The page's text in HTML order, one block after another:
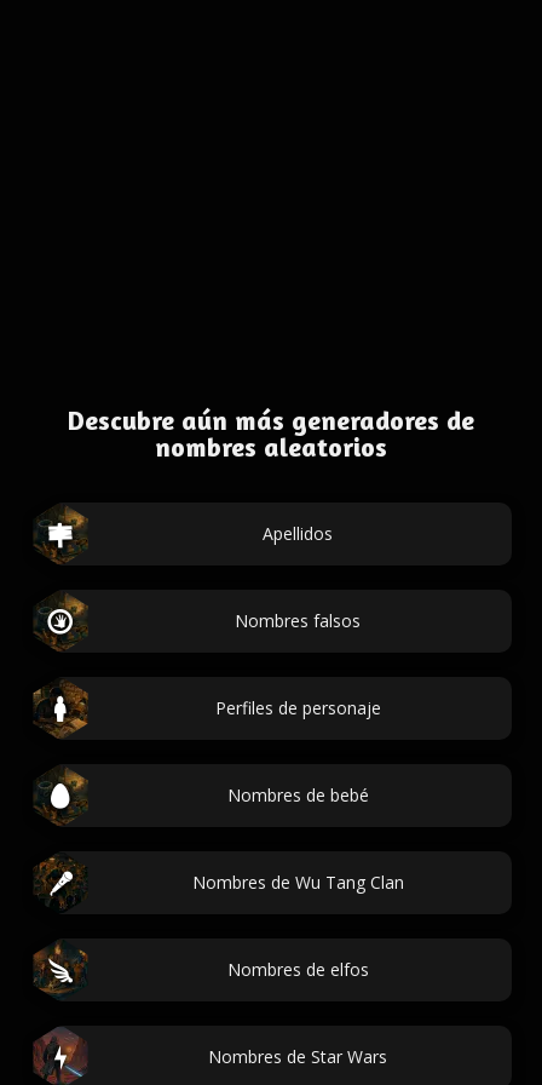
Descubre aún más generadores de
nombres aleatorios
Apellidos
Nombres falsos
Perfiles de personaje
Nombres de bebé
Nombres de Wu Tang Clan
Nombres de elfos
Nombres de Star Wars